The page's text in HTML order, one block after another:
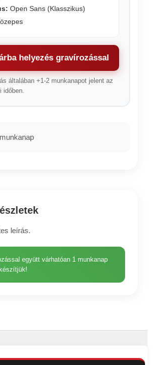
Open Sans (Klasszikus)
helyezés gravírozással
általában +1-2 munkanapot jelent az
leírás.
együtt várhatóan 1 munkanap